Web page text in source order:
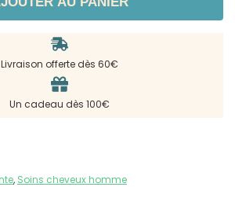
Livraison offerte dès 60€
Un cadeau dès 100€
, Soins cheveux homme